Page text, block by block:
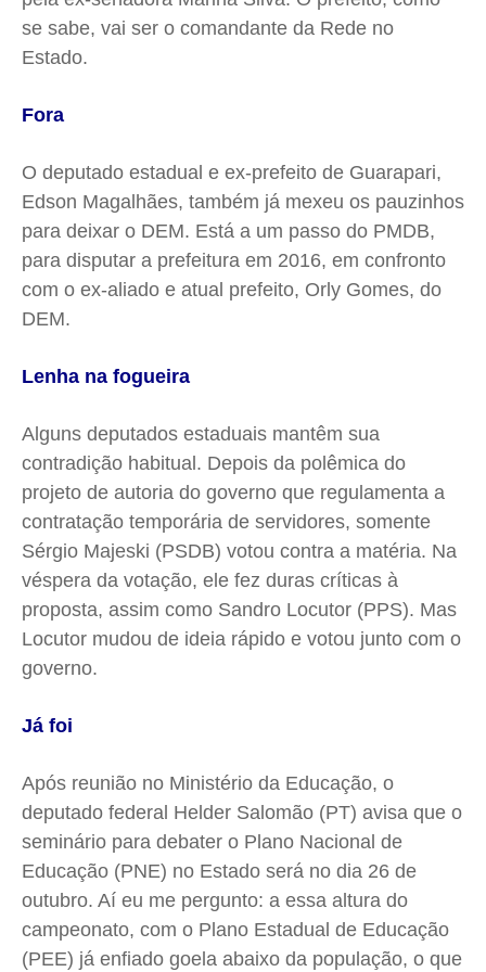
se sabe, vai ser o comandante da Rede no
Estado.
Fora
O deputado estadual e ex-prefeito de Guarapari,
Edson Magalhães, também já mexeu os pauzinhos
para deixar o DEM. Está a um passo do PMDB,
para disputar a prefeitura em 2016, em confronto
com o ex-aliado e atual prefeito, Orly Gomes, do
DEM.
Lenha na fogueira
Alguns deputados estaduais mantêm sua
contradição habitual. Depois da polêmica do
projeto de autoria do governo que regulamenta a
contratação temporária de servidores, somente
Sérgio Majeski (PSDB) votou contra a matéria. Na
véspera da votação, ele fez duras críticas à
proposta, assim como Sandro Locutor (PPS). Mas
Locutor mudou de ideia rápido e votou junto com o
governo.
Já foi
Após reunião no Ministério da Educação, o
deputado federal Helder Salomão (PT) avisa que o
seminário para debater o Plano Nacional de
Educação (PNE) no Estado será no dia 26 de
outubro. Aí eu me pergunto: a essa altura do
campeonato, com o Plano Estadual de Educação
(PEE) já enfiado goela abaixo da população, o que